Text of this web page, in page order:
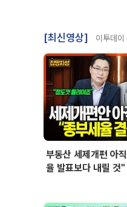
[최신영상] 이투데이
부동산 세제개편 아
율 발표보다 내릴 것"